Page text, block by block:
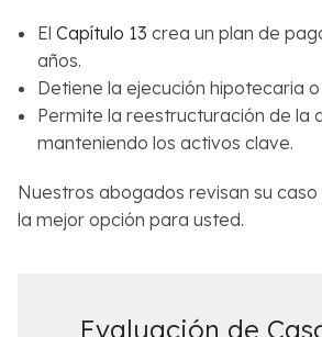
El Capítulo 13 crea un plan de
años.
Detiene la ejecución hipotecaria
Permite la reestructuración de la
manteniendo los activos clave.
Nuestros abogados revisan su
la mejor opción para usted.
Evaluación de